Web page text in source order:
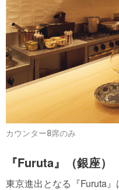
カウンター8席のみ
『Furuta』（銀座）
東京進出となる『Furuta